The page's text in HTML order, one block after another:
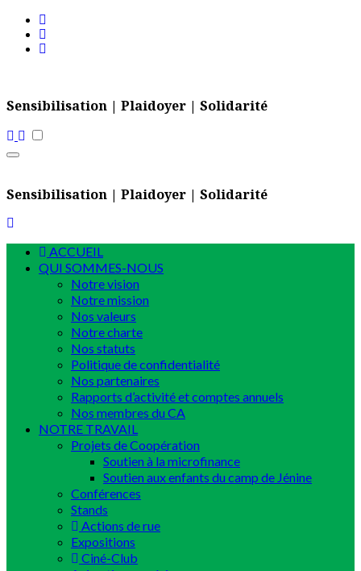
Skip
content
Sensibilisation | Plaidoyer | Solidarité
Sensibilisation | Plaidoyer | Solidarité
ACCUEIL
QUI SOMMES-NOUS
Notre vision
Notre mission
Nos valeurs
Notre charte
Nos statuts
Politique de confidentialité
Nos partenaires
Rapports d’activité et comptes annuels
Nos membres du CA
NOTRE TRAVAIL
Projets de Coopération
Soutien à la microfinance
Soutien aux enfants du camp de Jénine
Conférences
Stands
Actions de rue
Expositions
Ciné-Club